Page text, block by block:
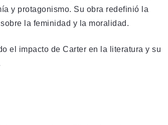
y protagonismo. Su obra redefinió la
la feminidad y la moralidad.
el impacto de Carter en la literatura y su